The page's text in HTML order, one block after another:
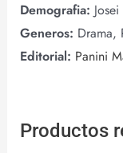
Demografia: Josei
Generos: Drama,
Editorial: Panini
Productos